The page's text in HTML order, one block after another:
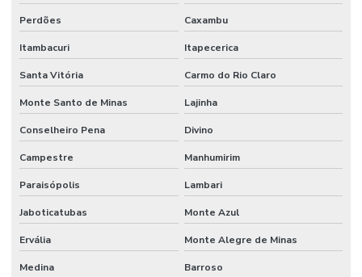
Perdões Caxambu
Itambacuri Itapecerica
Santa Vitória Carmo do Rio Claro
Monte Santo de Minas Lajinha
Conselheiro Pena Divino
Campestre Manhumirim
Paraisópolis Lambari
Jaboticatubas Monte Azul
Ervália Monte Alegre de Minas
Medina Barroso